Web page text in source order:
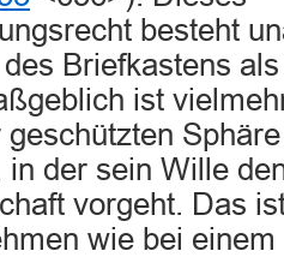
besteht
Briefkastens
ist
geschützten
in der sein Wille
vorgeht. Das
wie bei